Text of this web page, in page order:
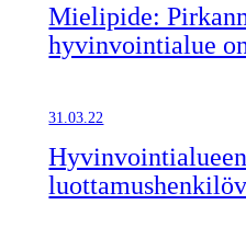
Mielipide:
hyvinvointialue
31.03.22
Hyvinvointialueen